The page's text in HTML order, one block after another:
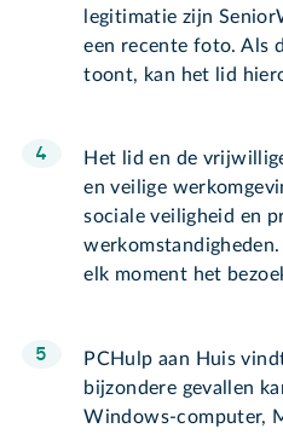
legitimatie zijn
een recente foto. Als
toont, kan het lid
Het lid en de
en veilige
sociale veiligheid en
elk moment het
PCHulp aan Huis
bijzondere gevallen
Windows-computer,